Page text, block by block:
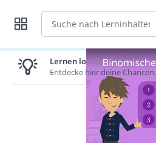
Suche
Lernen lohnt sich!
Entdecke hier deine Chancen.